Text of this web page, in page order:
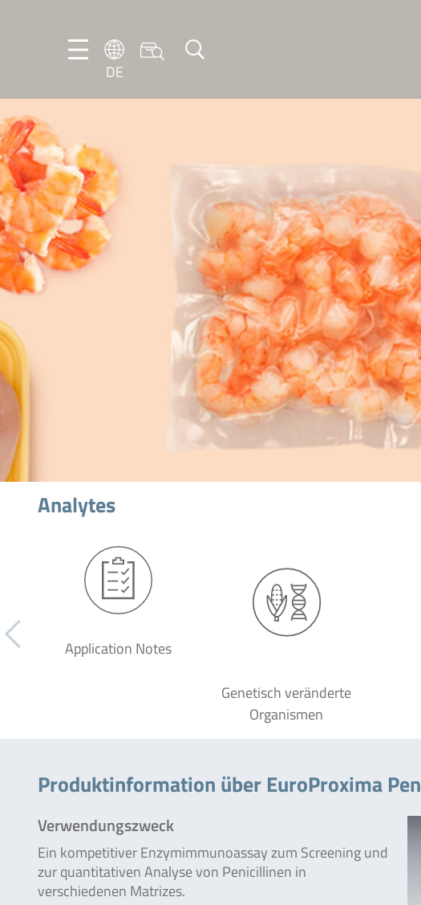
DE
DE
Analytes
Application Notes
Genetisch veränderte
Organismen
Produktinformation über EuroProxima
Verwendungszweck
Ein kompetitiver Enzymimmunoassay zum Screening und
zur quantitativen Analyse von Penicillinen in
verschiedenen Matrizes.